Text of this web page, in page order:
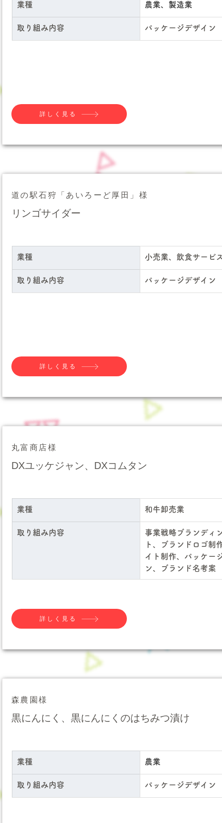
業種 農業、製造業
取り組み内容 パッケージデザイン
詳しく見る
道の駅石狩「あいろーど厚田」様
リンゴサイダー
業種 小売業、飲食サービ
取り組み内容 パッケージデザイン
詳しく見る
丸富商店様
DXユッケジャン、DXコムタン
業種 和牛卸売業
取り組み内容
事業戦略ブランディ
ト、ブランドロゴ制
イト制作、パッケー
ン、ブランド名考案
詳しく見る
森農園様
黒にんにく、黒にんにくのはちみつ漬け
業種 農業
取り組み内容 パッケージデザイン